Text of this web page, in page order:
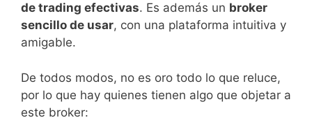
de trading efectivas. Es además un broker
sencillo de usar, con una plataforma intuitiva y
amigable.
De todos modos, no es oro todo lo que reluce,
por lo que hay quienes tienen algo que objetar a
este broker: